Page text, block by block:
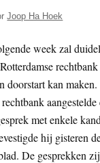
Joop Ha Hoek
week zal
doorstart kan
met enkele
hij gisteren
De gesprekken